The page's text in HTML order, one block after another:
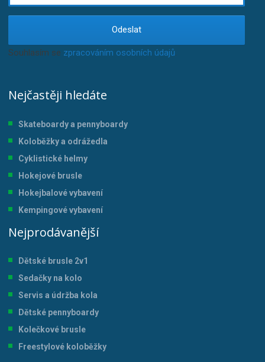
Odeslat
Souhlasím se zpracováním osobních údajů.
Nejčastěji hledáte
Skateboardy a pennyboardy
Koloběžky a odrážedla
Cyklistické helmy
Hokejové brusle
Hokejbalové vybavení
Kempingové vybavení
Nejprodávanější
Dětské brusle 2v1
Sedačky na kolo
Servis a údržba kola
Dětské pennyboardy
Kolečkové brusle
Freestylové koloběžky